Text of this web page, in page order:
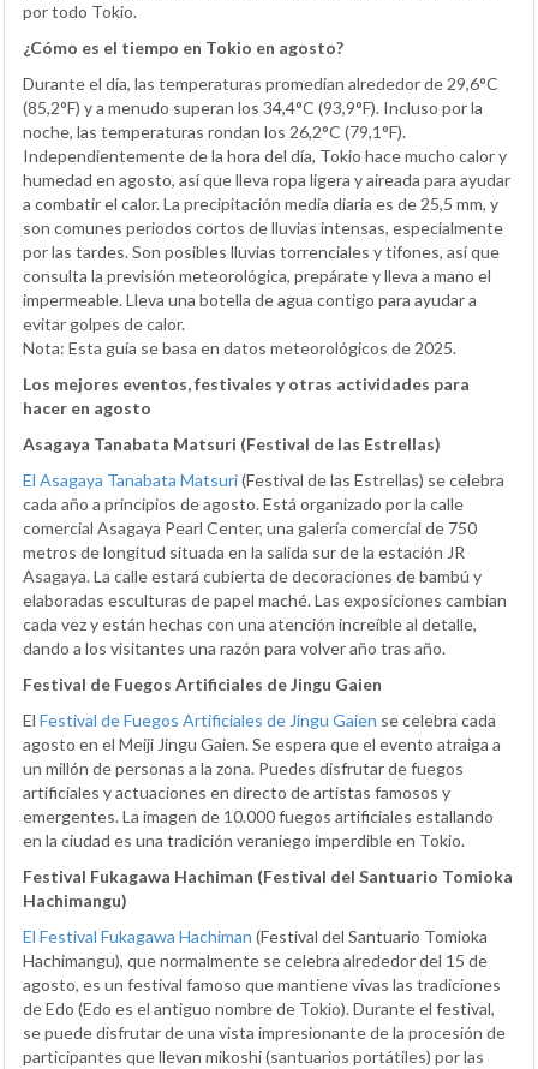
por todo Tokio.
¿Cómo es el tiempo en Tokio en agosto?
Durante el día, las temperaturas promedian alrededor de 29,6°C
(85,2°F) y a menudo superan los 34,4°C (93,9°F). Incluso por la
noche, las temperaturas rondan los 26,2°C (79,1°F).
Independientemente de la hora del día, Tokio hace mucho calor y
humedad en agosto, así que lleva ropa ligera y aireada para ayudar
a combatir el calor. La precipitación media diaria es de 25,5 mm, y
son comunes periodos cortos de lluvias intensas, especialmente
por las tardes. Son posibles lluvias torrenciales y tifones, así que
consulta la previsión meteorológica, prepárate y lleva a mano el
impermeable. Lleva una botella de agua contigo para ayudar a
evitar golpes de calor.
Nota: Esta guía se basa en datos meteorológicos de 2025.
Los mejores eventos, festivales y otras actividades para
hacer en agosto
Asagaya Tanabata Matsuri (Festival de las Estrellas)
El Asagaya Tanabata Matsuri(Festival de las Estrellas) se celebra
cada año a principios de agosto. Está organizado por la calle
comercial Asagaya Pearl Center, una galería comercial de 750
metros de longitud situada en la salida sur de la estación JR
Asagaya. La calle estará cubierta de decoraciones de bambú y
elaboradas esculturas de papel maché. Las exposiciones cambian
cada vez y están hechas con una atención increíble al detalle,
dando a los visitantes una razón para volver año tras año.
Festival de Fuegos Artificiales de Jingu Gaien
El Festival de Fuegos Artificiales de Jingu Gaien se celebra cada
agosto en el Meiji Jingu Gaien. Se espera que el evento atraiga a
un millón de personas a la zona. Puedes disfrutar de fuegos
artificiales y actuaciones en directo de artistas famosos y
emergentes. La imagen de 10.000 fuegos artificiales estallando
en la ciudad es una tradición veraniego imperdible en Tokio.
Festival Fukagawa Hachiman (Festival del Santuario Tomioka
Hachimangu)
El Festival Fukagawa Hachiman (Festival del Santuario Tomioka
Hachimangu), que normalmente se celebra alrededor del 15 de
agosto, es un festival famoso que mantiene vivas las tradiciones
de Edo (Edo es el antiguo nombre de Tokio). Durante el festival,
se puede disfrutar de una vista impresionante de la procesión de
participantes que llevan mikoshi (santuarios portátiles) por las